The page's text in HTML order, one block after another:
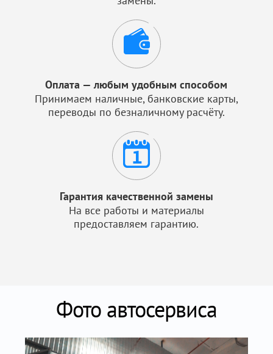
Оплата — любым удобным способом
Принимаем наличные, банковские карты,
переводы по безналичному расчёту.
Гарантия качественной замены
На все работы и материалы
предоставляем гарантию.
Фото автосервиса